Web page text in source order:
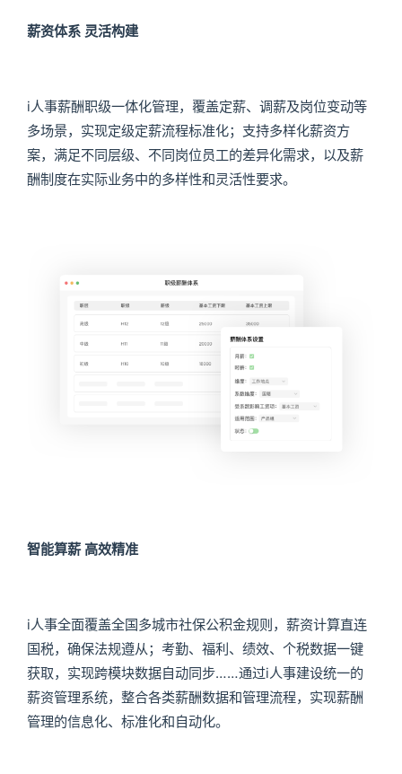
薪资体系 灵活构建
i人事薪酬职级一体化管理，覆盖定薪、调薪及岗位变动等
多场景，实现定级定薪流程标准化；支持多样化薪资方
案，满足不同层级、不同岗位员工的差异化需求，以及薪
酬制度在实际业务中的多样性和灵活性要求。
智能算薪 高效精准
i人事全面覆盖全国多城市社保公积金规则，薪资计算直连
国税，确保法规遵从；考勤、福利、绩效、个税数据一键
获取，实现跨模块数据自动同步……通过i人事建设统一的
薪资管理系统，整合各类薪酬数据和管理流程，实现薪酬
管理的信息化、标准化和自动化。